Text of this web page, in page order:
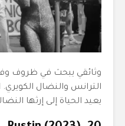
وثائقي يبحث في ظروف
الترانس والنضال
يعيد الحياة إلى إرثها